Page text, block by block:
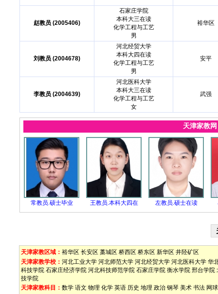
赵教员 (2005406)
石家庄学院
本科大三在读
化学工程与工艺
男
裕华区
刘教员 (2004678)
河北经贸大学
本科大四在读
化学工程与工艺
男
安平
李教员 (2004639)
河北医科大学
本科大三在读
化学工程与工艺
女
武强
天津家教
常教员.硕士毕业 王教员.本科大四在 左教员.硕士在读
天津家教区域： 裕华区 长安区 藁城区 桥西区 桥东区 新华区 井陉矿区
天津家教学校： 河北工业大学 河北师范大学 河北经贸大学 河北医科大学 华
科技学院 石家庄经济学院 河北科技师范学院 石家庄学院 衡水学院 邢台学院
技学院
天津家教科目： 数学 语文 物理 化学 英语 历史 地理 政治 钢琴 美术 书法 网球